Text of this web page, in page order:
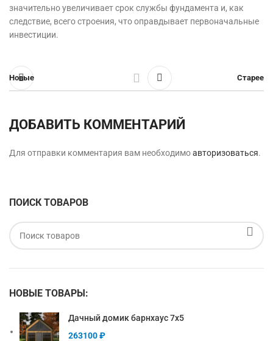
значительно увеличивает срок службы фундамента и, как
следствие, всего строения, что оправдывает первоначальные
инвестиции.
Новые Старее
ДОБАВИТЬ КОММЕНТАРИЙ
Для отправки комментария вам необходимоавторизоваться.
ПОИСК ТОВАРОВ
НОВЫЕ ТОВАРЫ:
Дачный домик барнхаус 7х5
263100₽